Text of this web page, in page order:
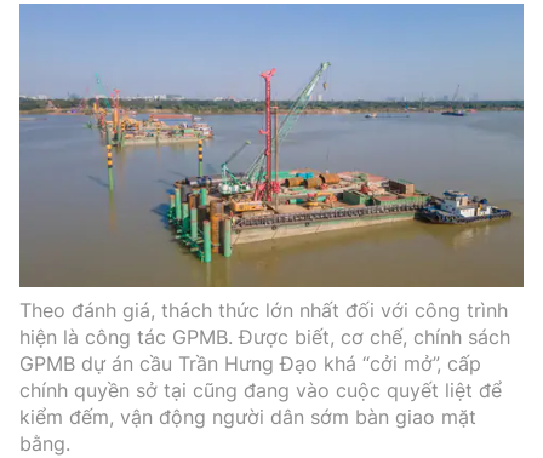
Theo đánh giá, thách thức lớn nhất đối với công trình
hiện là công tác GPMB. Được biết, cơ chế, chính sách
GPMB dự án cầu Trần Hưng Đạo khá “cởi mở”, cấp
chính quyền sở tại cũng đang vào cuộc quyết liệt để
kiểm đếm, vận động người dân sớm bàn giao mặt
bằng.